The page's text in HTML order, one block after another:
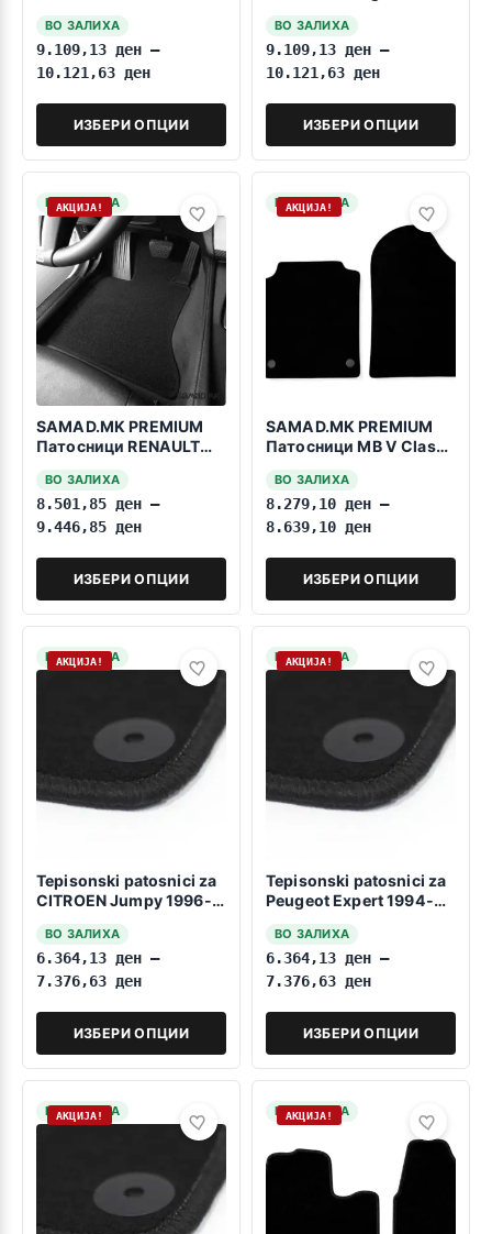
Sedišta
ВО ЗАЛИХА
9.109,13 ден –
10.121,63 ден
ИЗБЕРИ ОПЦИИ
Sedišta
ВО ЗАЛИХА
9.109,13 ден –
10.121,63 ден
ИЗБЕРИ ОПЦИИ
НА ЗАЛИХА
АКЦИЈА!
SAMAD.MK PREMIUM
Патосници RENAULT
Sedišta
ВО ЗАЛИХА
8.501,85 ден –
9.446,85 ден
ИЗБЕРИ ОПЦИИ
НА ЗАЛИХА
АКЦИЈА!
SAMAD.MK PREMIUM
Патосници MB V Class
ВО ЗАЛИХА
8.279,10 ден –
8.639,10 ден
ИЗБЕРИ ОПЦИИ
НА ЗАЛИХА
АКЦИЈА!
Tepisonski patosnici za
CITROEN Jumpy 1996-
ВО ЗАЛИХА
6.364,13 ден –
7.376,63 ден
ИЗБЕРИ ОПЦИИ
НА ЗАЛИХА
АКЦИЈА!
Tepisonski patosnici za
Peugeot Expert 1994-
ВО ЗАЛИХА
6.364,13 ден –
7.376,63 ден
ИЗБЕРИ ОПЦИИ
НА ЗАЛИХА
АКЦИЈА! НА ЗАЛИХА
АКЦИЈА!